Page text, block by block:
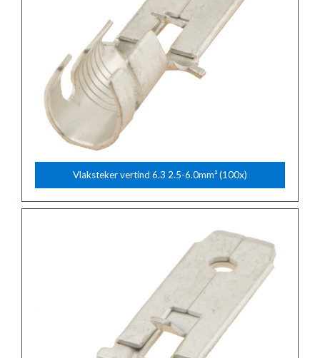
Vlaksteker vertind 6.3 2.5-6.0mm² (100x)